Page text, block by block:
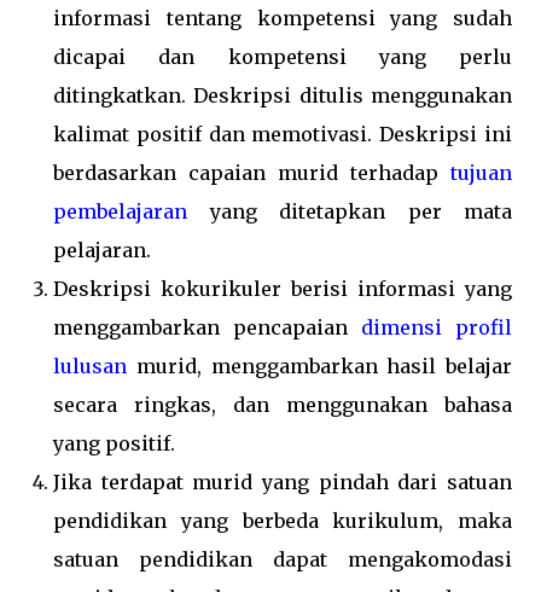
informasi tentang kompetensi yang sudah
dicapai dan kompetensi yang perlu
ditingkatkan. Deskripsi ditulis menggunakan
kalimat positif dan memotivasi. Deskripsi ini
berdasarkan capaian murid terhadaptujuan
pembelajaran yang ditetapkan per mata
pelajaran.
Deskripsi kokurikuler berisi informasi yang
menggambarkan pencapaian dimensi profil
lulusan murid, menggambarkan hasil belajar
secara ringkas, dan menggunakan bahasa
yang positif.
Jika terdapat murid yang pindah dari satuan
pendidikan yang berbeda kurikulum, maka
satuan pendidikan dapat mengakomodasi